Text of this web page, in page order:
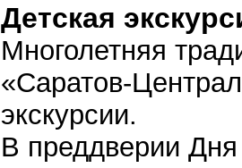
Детская
Многолетняя
«Саратов-
экскурсии.
В преддверии